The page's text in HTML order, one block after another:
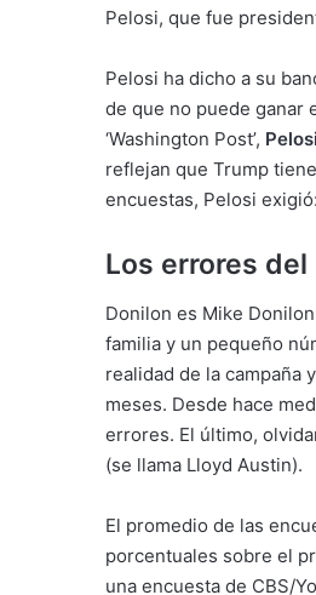
Pelosi, que fue
Pelosi ha dicho a su
de que no puede ganar
‘Washington Post’,
reflejan que Trump
encuestas, Pelosi
Los errores
Donilon es Mike
familia y un pequeño
realidad de la campaña
meses. Desde hace
errores. El último,
(se llama Lloyd Austin).
El promedio de las
porcentuales sobre el
una encuesta de CBS/